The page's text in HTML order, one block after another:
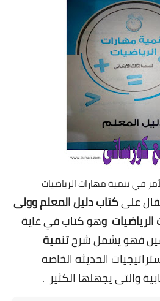
في تنمية مهارات الرياضيات
علىكتاب دليل المعلم وولى
وهو كتاب في غاية
فهو يشمل شرحتنمية
الحديثه الخاصه
والتى يجهلها الكثير .